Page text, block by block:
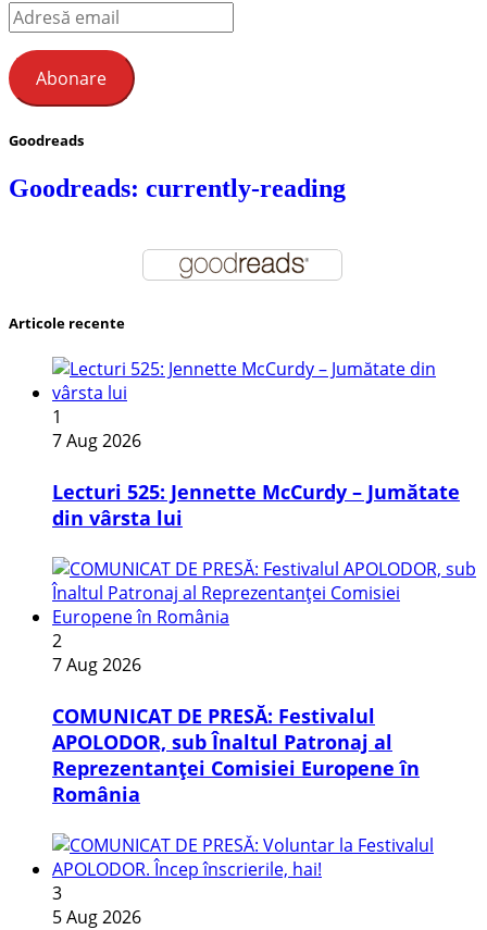
Adresă
email
Abonare
Goodreads
Goodreads: currently-reading
Articole recente
1
7 Aug 2026
Lecturi 525: Jennette McCurdy – Jumătate
din vârsta lui
2
7 Aug 2026
COMUNICAT DE PRESĂ: Festivalul
APOLODOR, sub Înaltul Patronaj al
Reprezentanței Comisiei Europene în
România
3
5 Aug 2026